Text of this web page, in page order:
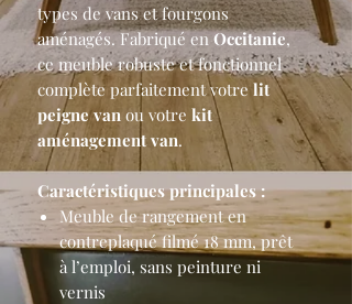
types de vans et fourgons
aménagés. Fabriqué enOccitanie,
ce meuble robuste et fonctionnel
complète parfaitement votre lit
peigne van ou votre kit
aménagement van.
Caractéristiques principales :
Meuble de rangement en
contreplaqué filmé 18 mm, prêt
à l’emploi, sans peinture ni
vernis